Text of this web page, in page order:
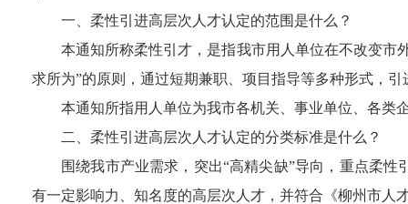
一、柔性引进高层次人才认定的范围是什么？
本通知所称柔性引才，是指我市用人单位在不改变市
求所为”的原则，通过短期兼职、项目指导等多种形式，
本通知所指用人单位为我市各机关、事业单位、各类
二、 柔性引进高层次人才认定的分类标准是什么？
围绕我市产业需求，突出“高精尖缺”导向，重点柔性
有一定影响力、知名度的高层次人才，并符合《柳州市人